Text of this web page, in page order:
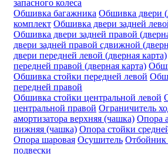
запасного колеса
Обшивка багажника Обшивка двери
комплект Обшивка двери задней
Обшивка двери задней правой
двери задней правой сдвижной
двери передней левой (дверная карта)
передней правой (дверная карта)
Обшивка стойки передней левой
передней правой
Обшивка стойки центральной левой
центральной правой Ограничитель
амортизатора верхняя (чашка) Опора
нижняя (чашка) Опора стойки
Опора шаровая Осушитель Отбойник
подвески